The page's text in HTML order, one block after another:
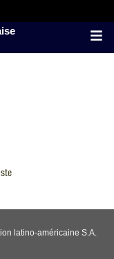
latino-américaine S.A.